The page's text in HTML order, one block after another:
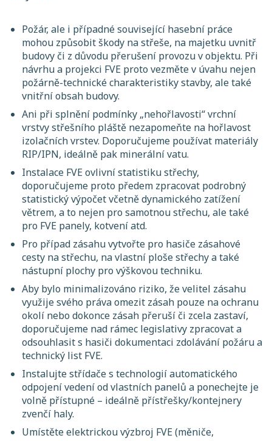
Požár, ale i případné související hasební práce
mohou způsobit škody na střeše, na majetku uvnitř
budovy či z důvodu přerušení provozu v objektu. Při
návrhu a projekci FVE proto vezměte v úvahu nejen
požárně-technické charakteristiky stavby, ale také
vnitřní obsah budovy.
Ani při splnění podmínky „nehořlavosti“ vrchní
vrstvy střešního pláště nezapomeňte na hořlavost
izolačních vrstev. Doporučujeme používat materiály
RIP/IPN, ideálně pak minerální vatu.
Instalace FVE ovlivní statistiku střechy,
doporučujeme proto předem zpracovat podrobný
statistický výpočet včetně dynamického zatížení
větrem, a to nejen pro samotnou střechu, ale také
pro FVE panely, kotvení atd.
Pro případ zásahu vytvořte pro hasiče zásahové
cesty na střechu, na vlastní ploše střechy a také
nástupní plochy pro výškovou techniku.
Aby bylo minimalizováno riziko, že velitel zásahu
využije svého práva omezit zásah pouze na ochranu
okolí nebo dokonce zásah přeruší či zcela zastaví,
doporučujeme nad rámec legislativy zpracovat a
odsouhlasit s hasiči dokumentaci zdolávání požáru a
technický list FVE.
Instalujte střídače s technologií automatického
odpojení vedení od vlastních panelů a ponechejte je
volně přístupné – ideálně přístřešky/kontejnery
zvenčí haly.
Umístěte elektrickou výzbroj FVE (měniče,